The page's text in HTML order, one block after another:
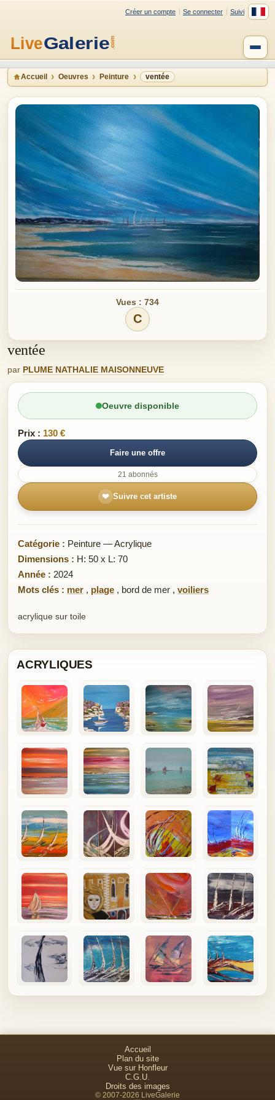
Créer un compte Se connecter Suivi
Accueil Oeuvres Peinture ventée
Vues : 734
C
ventée
par PLUME NATHALIE MAISONNEUVE
Oeuvre disponible
Prix : 130 €
Faire une offre
21 abonnés
❤ Suivre cet artiste
Catégorie : Peinture — Acrylique
Dimensions : H: 50 x L: 70
Année : 2024
Mots clés : mer , plage , bord de mer , voiliers
acrylique sur toile
ACRYLIQUES
Accueil
Plan du site
Vue sur Honfleur
C.G.U.
Droits des images
© 2007-2026 LiveGalerie